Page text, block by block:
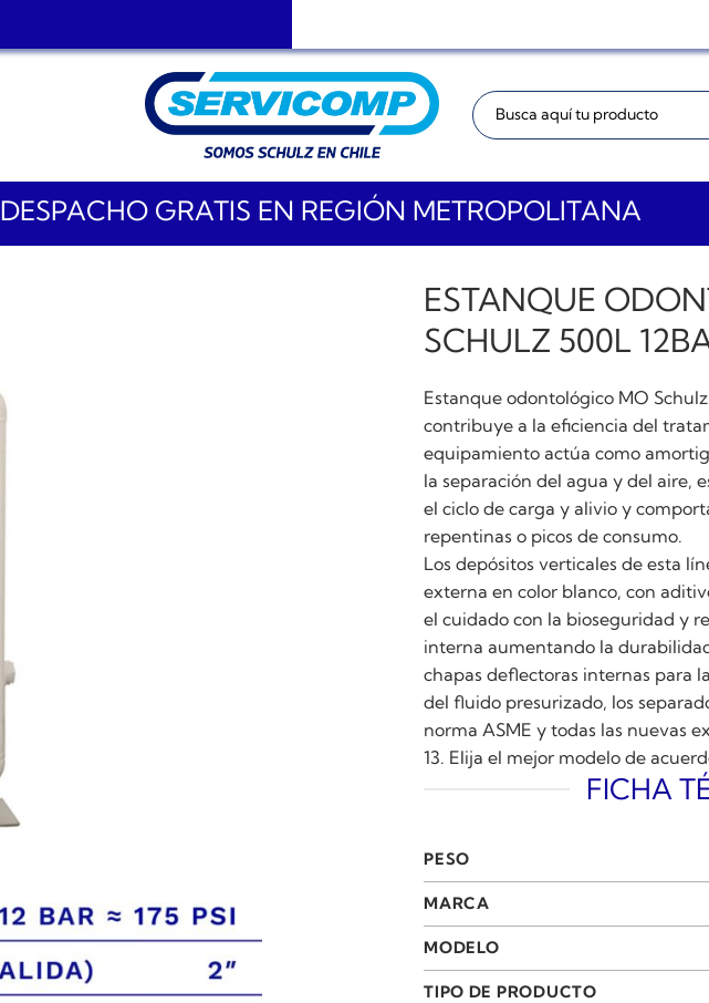
Buscar:
DESPACHO GRATIS EN REGIÓN METROPOLITANA
ESTANQUE
SCHULZ 500L
Estanque odontológico MO
contribuye a la eficiencia del
equipamiento actúa como
la separación del agua y del aire,
el ciclo de carga y alivio y
repentinas o picos de consumo.
Los depósitos verticales de esta
externa en color blanco, con
el cuidado con la bioseguridad y
interna aumentando la
chapas deflectoras internas para
del fluido presurizado, los
norma ASME y todas las nuevas
13. Elija el mejor modelo de
FICHA
PESO
MARCA
MODELO
TIPO DE PRODUCTO